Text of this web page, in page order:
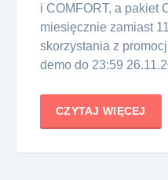
i COMFORT, a pakiet
miesięcznie zamiast
skorzystania z
demo do 23:59
CZYTAJ WIĘCEJ